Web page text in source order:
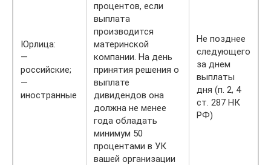
Юрлица:
—
российские;
—
иностранные
процентов, если
выплата
производится
материнской
компании. На день
принятия решения о
выплате
дивидендов она
должна не менее
года обладать
минимум 50
процентами в УК
вашей организации
Не позднее
следующего
за днем
выплаты
дня (п. 2, 4
ст. 287 НК
РФ)